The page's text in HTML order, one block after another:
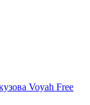
Voyah Free